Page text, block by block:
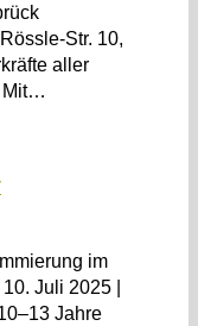
Str. 10,
aller
Mit…
im
Juli 2025 |
Jahre